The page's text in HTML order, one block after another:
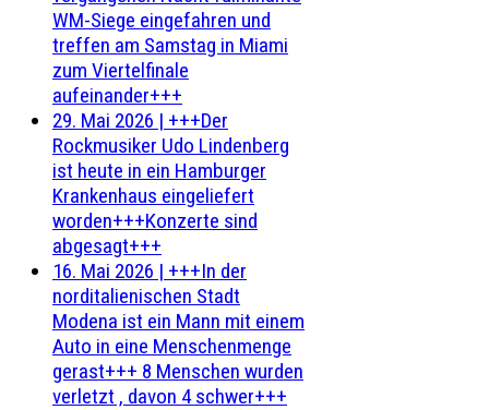
WM-Siege eingefahren und
treffen am Samstag in Miami
zum Viertelfinale
aufeinander+++
29. Mai 2026 | +++Der
Rockmusiker Udo Lindenberg
ist heute in ein Hamburger
Krankenhaus eingeliefert
worden+++Konzerte sind
abgesagt+++
16. Mai 2026 | +++In der
norditalienischen Stadt
Modena ist ein Mann mit einem
Auto in eine Menschenmenge
gerast+++ 8 Menschen wurden
verletzt , davon 4 schwer+++